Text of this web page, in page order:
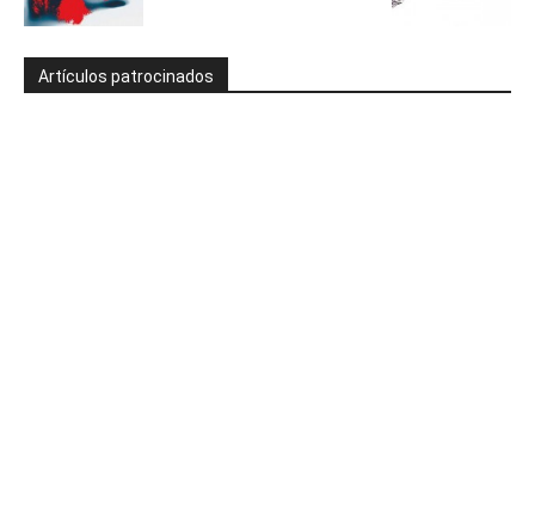
Artículos patrocinados